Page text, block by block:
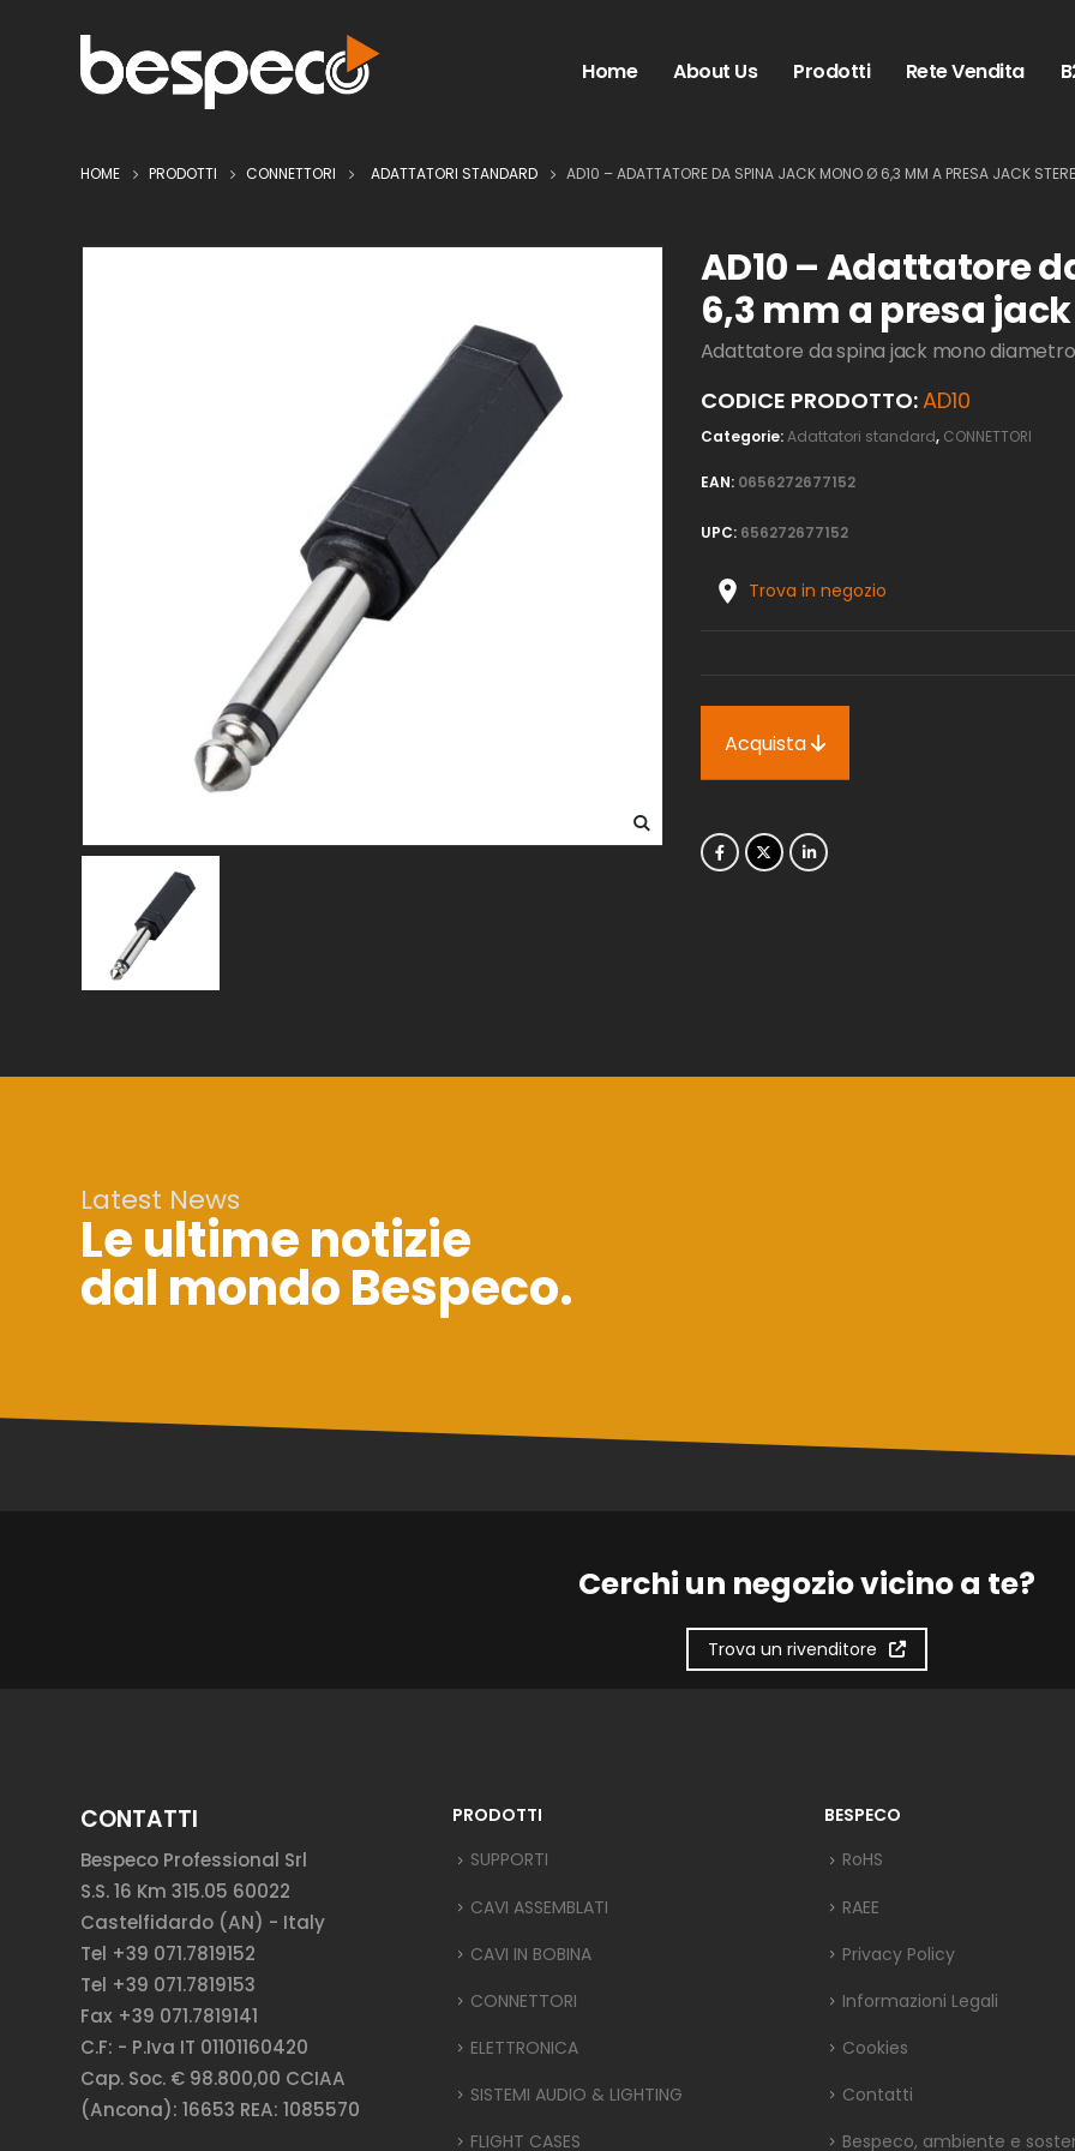
Home About Us Prodotti Rete Vendita
HOME PRODOTTI CONNETTORI ADATTATORI STANDARD AD10 – ADATTATORE DA SPINA JACK MONO Ø 6,3 MM A PRESA JACK
AD10 – Adattatore
6,3 mm a presa
Adattatore da spina jack mono
CODICE PRODOTTO:AD10
Categorie:Adattatori standard, CONNETTORI
EAN:0656272677152
UPC:656272677152
Trova in negozio
Acquista
Latest News
Le ultime notizie
dal mondo Bespeco.
Cerchi un negozio vicino a te?
Trova un rivenditore
CONTATTI
Bespeco Professional Srl
S.S. 16 Km 315.05 60022
Castelfidardo (AN) - Italy
Tel +39 071.7819152
Tel +39 071.7819153
Fax +39 071.7819141
C.F: - P.Iva IT 01101160420
Cap. Soc. € 98.800,00 CCIAA
(Ancona): 16653 REA: 1085570
PRODOTTI
SUPPORTI
CAVI ASSEMBLATI
CAVI IN BOBINA
CONNETTORI
ELETTRONICA
SISTEMI AUDIO & LIGHTING
FLIGHT CASES
BESPECO
RoHS
RAEE
Privacy Policy
Informazioni Legali
Cookies
Contatti
Bespeco, ambiente e